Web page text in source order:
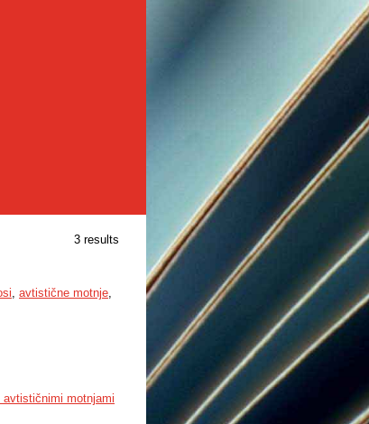
3 results
, avtistične motnje,
avtističnimi motnjami